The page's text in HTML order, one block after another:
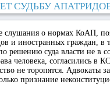
СУДЬБУ
слушания о нормах КоАП,
и иностранных граждан, в
суда власти не в
человека, согласились в
не торопятся. Адвокаты
признание